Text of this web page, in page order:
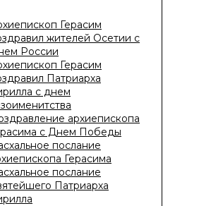
Герасим
жителей Осетии с
России
Герасим
Патриарха
с днем
архиепископа
с Днем Победы
послание
Герасима
послание
Патриарха
ПРЕСТОЛЬНЫЕ
ХРАМЕ